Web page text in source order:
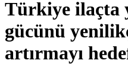
Türkiye ilaçta
gücünü
artırmayı